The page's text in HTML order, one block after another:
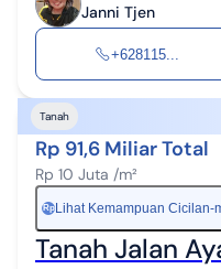
Janni Tjen
+628115...
Tanah
Rp 91,6 Miliar Total
Rp 10 Juta /m²
Rp Lihat Kemampuan Cicilan-
Tanah Jalan